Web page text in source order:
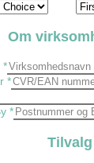
Om
*
*
*
Tilvalg